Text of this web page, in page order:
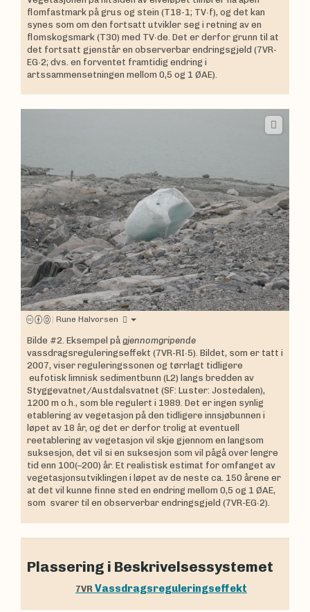
flomfastmark på grus og stein (T18-1; TV∙f), og det kan
synes som om den fortsatt utvikler seg i retning av en
flomskogsmark (T30) med TV∙de. Det er derfor grunn til at
det fortsatt gjenstår en observerbar endringsgjeld (7VR-
EG∙2; dvs. en forventet framtidig endring i
artssammensetningen mellom 0,5 og 1 ØAE).
| Rune Halvorsen
Bilde #2. Eksempel på gjennomgripende
vassdragsreguleringseffekt (7VR-RI∙5). Bildet, som er tatt i
2007, viser reguleringssonen og tørrlagt tidligere
eufotisk limnisk sedimentbunn (L2) langs bredden av
Styggevatnet/Austdalsvatnet (SF: Luster: Jostedalen),
1200 m o.h., som ble regulert i 1989. Det er ingen synlig
etablering av vegetasjon på den tidligere innsjøbunnen i
løpet av 18 år, og det er derfor trolig at eventuell
reetablering av vegetasjon vil skje gjennom en langsom
suksesjon, det vil si en suksesjon som vil pågå over lengre
tid enn 100(–200) år. Et realistisk estimat for omfanget av
vegetasjonsutviklingen i løpet av de neste ca. 150 årene er
at det vil kunne finne sted en endring mellom 0,5 og 1 ØAE,
som svarer til en observerbar endringsgjeld (7VR-EG∙2).
Plassering i Beskrivelsessystemet
7VR Vassdragsreguleringseffekt